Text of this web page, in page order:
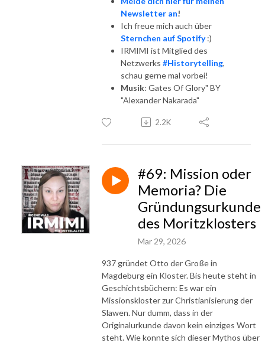
Newsletter an!
Ich freue mich auch über
Sternchen auf Spotify:)
IRMIMI ist Mitglied des
Netzwerks #Historytelling,
schau gerne mal vorbei!
Musik: Gates Of Glory" BY
"Alexander Nakarada"
2.2K
#69: Mission oder
Memoria? Die
Gründungsurkunde
des Moritzklosters
Mar 29, 2026
937 gründet Otto der Große in
Magdeburg ein Kloster. Bis heute steht in
Geschichtsbüchern: Es war ein
Missionskloster zur Christianisierung der
Slawen. Nur dumm, dass in der
Originalurkunde davon kein einziges Wort
steht. Wie konnte sich dieser Mythos über